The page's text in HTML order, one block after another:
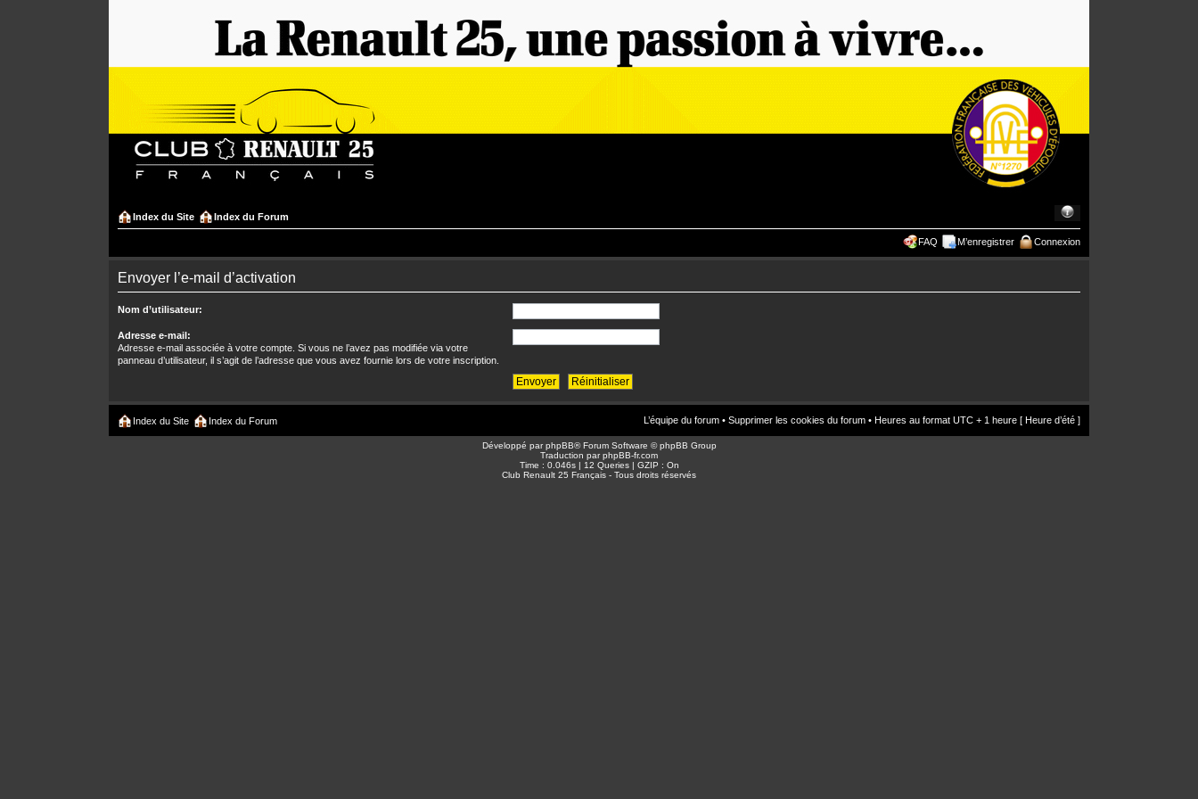
Index du Site Index du Forum
FAQ M’enregistrer Connexion
Envoyer l’e-mail d’activation
Nom d’utilisateur:
Adresse e-mail:
Adresse e-mail associée à votre compte. Si vous ne l’avez pas modifiée via votre
panneau d’utilisateur, il s’agit de l’adresse que vous avez fournie lors de votre inscription.
Index du Site Index du Forum L’équipe du forum • Supprimer les cookies du forum • Heures au format UTC + 1 heure [ Heure d’été ]
Développé parphpBB® Forum Software © phpBB Group
Traduction parphpBB-fr.com
Time : 0.046s | 12 Queries | GZIP : On
Club Renault 25 Français - Tous droits réservés